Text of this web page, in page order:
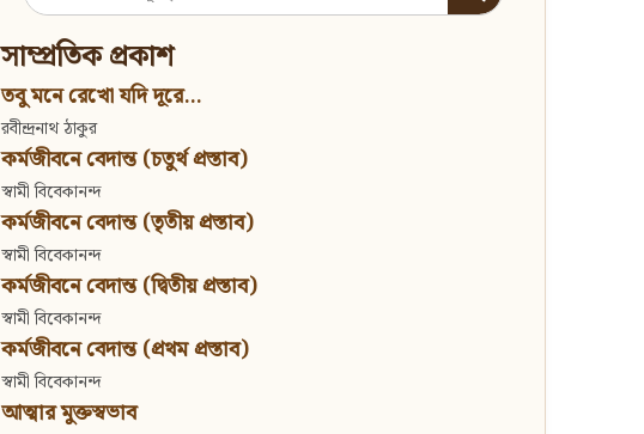
for:
সাম্প্রতিক প্রকাশ
তবু মনে রেখো যদি দূরে...
রবীন্দ্রনাথ ঠাকুর
কর্মজীবনে বেদান্ত (চতুর্থ প্রস্তাব)
স্বামী বিবেকানন্দ
কর্মজীবনে বেদান্ত (তৃতীয় প্রস্তাব)
স্বামী বিবেকানন্দ
কর্মজীবনে বেদান্ত (দ্বিতীয় প্রস্তাব)
স্বামী বিবেকানন্দ
কর্মজীবনে বেদান্ত (প্রথম প্রস্তাব)
স্বামী বিবেকানন্দ
আত্মার মুক্তস্বভাব